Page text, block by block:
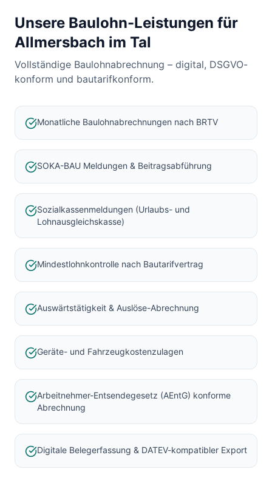
Unsere Baulohn-Leistungen für
Allmersbach im Tal
Vollständige Baulohnabrechnung – digital, DSGVO-
konform und bautarifkonform.
Monatliche Baulohnabrechnungen nach BRTV
SOKA-BAU Meldungen & Beitragsabführung
Sozialkassenmeldungen (Urlaubs- und
Lohnausgleichskasse)
Mindestlohnkontrolle nach Bautarifvertrag
Auswärtstätigkeit & Auslöse-Abrechnung
Geräte- und Fahrzeugkostenzulagen
Arbeitnehmer-Entsendegesetz (AEntG) konforme
Abrechnung
Digitale Belegerfassung & DATEV-kompatibler Export